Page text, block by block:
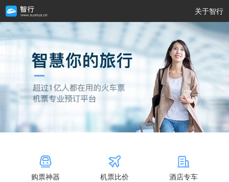
关于智行
购票神器 机票比价 酒店专车